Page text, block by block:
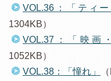
VOL.36：「ティ
1304KB）
VOL.37：「映画
1052KB）
VOL.38：「憧れ」